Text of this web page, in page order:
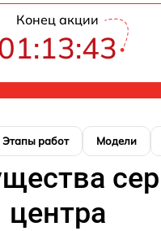
Конец акции
Этапы работ Модели
центра